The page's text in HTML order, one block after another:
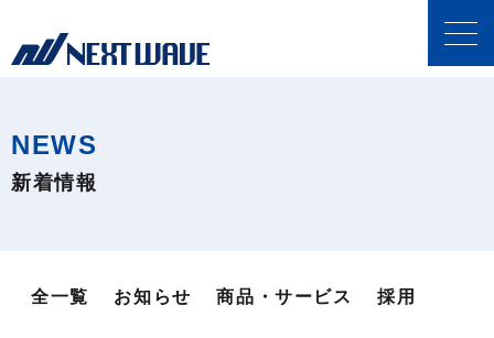
NEWS
新着情報
全一覧 お知らせ 商品・サービス 採用